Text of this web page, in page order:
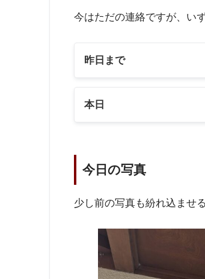
今はただの連絡ですが、い
昨日まで
本日
今日の写真
少し前の写真も紛れ込ませる